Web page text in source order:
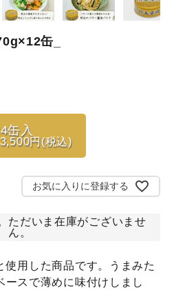
缶_
缶入
円(税込)
お気に入りに登録する
ただいま在庫がございませ
ん。
使用した商品です。うまみた
ースで薄めに味付けしまし